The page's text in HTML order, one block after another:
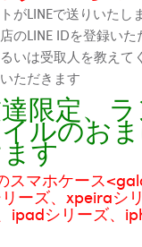
がLINEで送りいたし
LINE IDを登録いた
いは受取人を教えて
ただきます
限定、
ルのお
す
マホケース
ーズ、xpeiraシ
ipadシリーズ、